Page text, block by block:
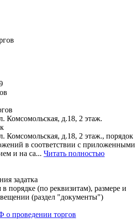
Комсомольская, д.18, 2 этаж.
Комсомольская, д.18, 2 этаж., порядок
в соответствии с приложенными
и на са... Читать полностью
задатка
в порядке (по реквизитам), размере и
(раздел "документы")
проведении торгов